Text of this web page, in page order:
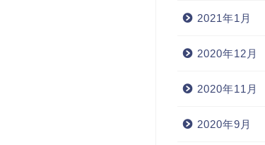
2021年1月
2020年12月
2020年11月
2020年9月